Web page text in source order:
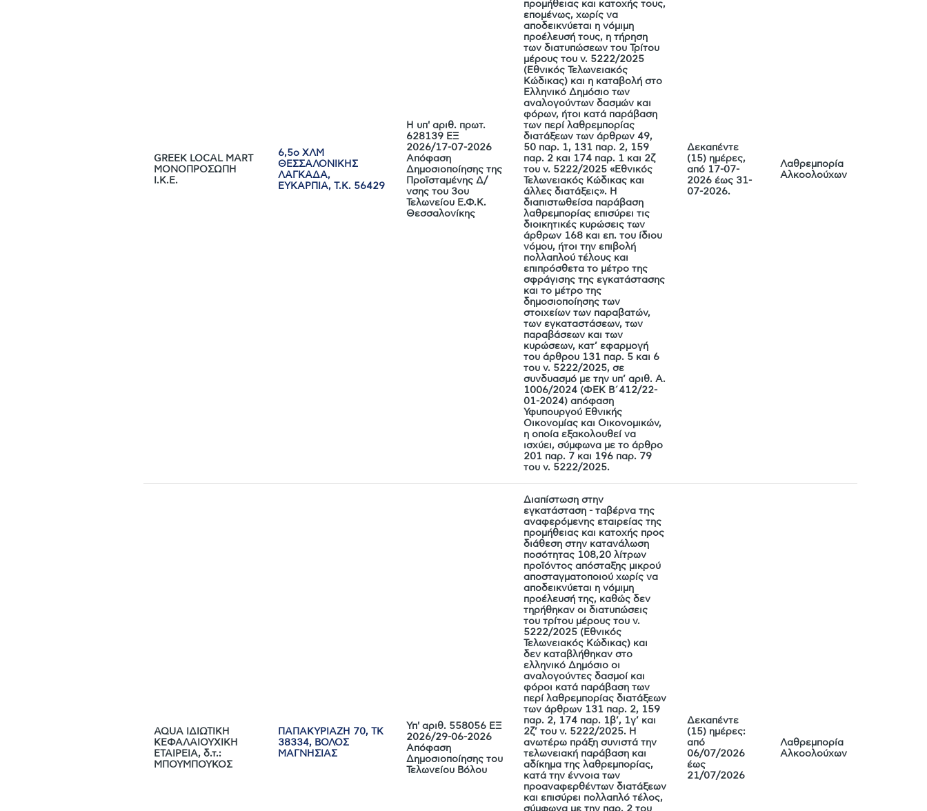
GREEK LOCAL MART
MONΟΠΡΟΣΩΠΗ
I.K.E.
6,5ο ΧΛΜ
ΘΕΣΣΑΛΟΝΙΚΗΣ
ΛΑΓΚΑΔΑ,
ΕΥΚΑΡΠΙΑ, Τ.Κ. 56429
Η υπ' αριθ. πρωτ.
628139 ΕΞ
2026/17-07-2026
Απόφαση
Δημοσιοποίησης της
Προϊσταμένης Δ/
νσης του 3ου
Τελωνείου Ε.Φ.Κ.
Θεσσαλονίκης
προμήθειας και κατοχής τους,
επομένως, χωρίς να
αποδεικνύεται η νόμιμη
προέλευσή τους, η τήρηση
των διατυπώσεων του Τρίτου
μέρους του ν. 5222/2025
(Εθνικός Τελωνειακός
Κώδικας) και η καταβολή στο
Ελληνικό Δημόσιο των
αναλογούντων δασμών και
φόρων, ήτοι κατά παράβαση
των περί λαθρεμπορίας
διατάξεων των άρθρων 49,
50 παρ. 1, 131 παρ. 2, 159
παρ. 2 και 174 παρ. 1 και 2ζ
του ν. 5222/2025 «Εθνικός
Τελωνειακός Κώδικας και
άλλες διατάξεις». Η
διαπιστωθείσα παράβαση
λαθρεμπορίας επισύρει τις
διοικητικές κυρώσεις των
άρθρων 168 και επ. του ίδιου
νόμου, ήτοι την επιβολή
πολλαπλού τέλους και
επιπρόσθετα το μέτρο της
σφράγισης της εγκατάστασης
και το μέτρο της
δημοσιοποίησης των
στοιχείων των παραβατών,
των εγκαταστάσεων, των
παραβάσεων και των
κυρώσεων, κατ’ εφαρμογή
του άρθρου 131 παρ. 5 και 6
του ν. 5222/2025, σε
συνδυασμό με την υπ’ αριθ. Α.
1006/2024 (ΦΕΚ Β΄412/22-
01-2024) απόφαση
Υφυπουργού Εθνικής
Οικονομίας και Οικονομικών,
η οποία εξακολουθεί να
ισχύει, σύμφωνα με το άρθρο
201 παρ. 7 και 196 παρ. 79
του ν. 5222/2025.
Δεκαπέντε
(15) ημέρες,
από 17-07-
2026 έως 31-
07-2026.
Λαθρεμπορία
Αλκοολούχων
AQUA IΔΙΩΤΙΚΗ
ΚΕΦΑΛΑΙΟΥΧΙΚΗ
ΕΤΑΙΡΕΙΑ, δ.τ.:
ΜΠΟΥΜΠΟΥΚΟΣ
ΠΑΠΑΚΥΡΙΑΖΗ 70, ΤΚ
38334, ΒΟΛΟΣ
ΜΑΓΝΗΣΙΑΣ
Υπ' αριθ. 558056 ΕΞ
2026/29-06-2026
Απόφαση
Δημοσιοποίησης του
Τελωνείου Βόλου
Διαπίστωση στην
εγκατάσταση - ταβέρνα της
αναφερόμενης εταιρείας της
προμήθειας και κατοχής προς
διάθεση στην κατανάλωση
ποσότητας 108,20 λίτρων
προϊόντος απόσταξης μικρού
αποσταγματοποιού χωρίς να
αποδεικνύεται η νόμιμη
προέλευσή της, καθώς δεν
τηρήθηκαν οι διατυπώσεις
του τρίτου μέρους του ν.
5222/2025 (Εθνικός
Τελωνειακός Κώδικας) και
δεν καταβλήθηκαν στο
ελληνικό Δημόσιο οι
αναλογούντες δασμοί και
φόροι κατά παράβαση των
περί λαθρεμπορίας διατάξεων
των άρθρων 131 παρ. 2, 159
παρ. 2, 174 παρ. 1β’, 1γ’ και
2ζ’ του ν. 5222/2025. Η
ανωτέρω πράξη συνιστά την
τελωνειακή παράβαση και
αδίκημα της λαθρεμπορίας,
κατά την έννοια των
προαναφερθέντων διατάξεων
και επισύρει πολλαπλό τέλος,
σύμφωνα με την παρ. 2 του
Δεκαπέντε
(15) ημέρες:
από
06/07/2026
έως
21/07/2026
Λαθρεμπορία
Αλκοολούχων